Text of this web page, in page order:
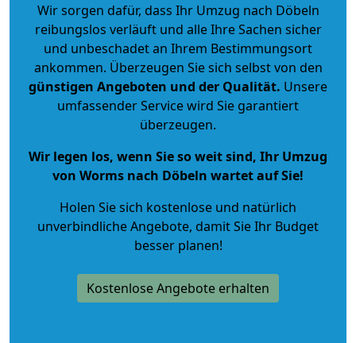
Wir sorgen dafür, dass Ihr Umzug nach Döbeln
reibungslos verläuft und alle Ihre Sachen sicher
und unbeschadet an Ihrem Bestimmungsort
ankommen. Überzeugen Sie sich selbst von den
günstigen Angeboten und der Qualität. Unsere
umfassender Service wird Sie garantiert
überzeugen.
Wir legen los, wenn Sie so weit sind, Ihr Umzug
von Worms nach Döbeln wartet auf Sie!
Holen Sie sich kostenlose und natürlich
unverbindliche Angebote, damit Sie Ihr Budget
besser planen!
Kostenlose Angebote erhalten